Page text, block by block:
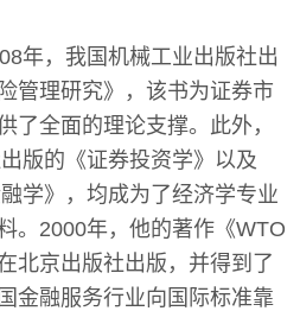
年，我国机械工业出版社出
管理研究》，该书为证券市
了全面的理论支撑。此外，
版的《证券投资学》以及
学》，均成为了经济学专业
。2000年，他的著作《WTO
北京出版社出版，并得到了
金融服务行业向国际标准靠